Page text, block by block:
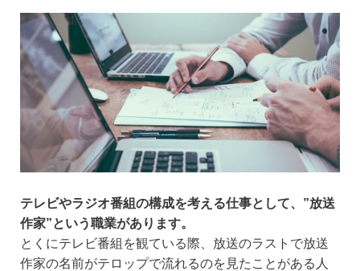
テレビやラジオ番組の構成を考える仕事として、”放送
作家”という職業があります。
とくにテレビ番組を観ている際、放送のラストで放送
作家の名前がテロップで流れるのを見たことがある人